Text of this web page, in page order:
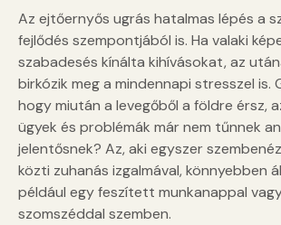
Az ejtőernyős ugrás hatalmas lépés a
fejlődés szempontjából is. Ha valaki
szabadesés kínálta kihívásokat, az
birkózik meg a mindennapi stresszel is.
hogy miután a levegőből a földre érsz,
ügyek és problémák már nem tűnnek
jelentősnek? Az, aki egyszer
közti zuhanás izgalmával, könnyebben
például egy feszített munkanappal
szomszéddal szemben.